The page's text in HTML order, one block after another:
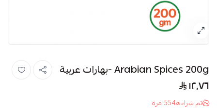
Arabian Spices 200g -بهارات عربية
١٢٫٧٦
تم شراءه554 مرة